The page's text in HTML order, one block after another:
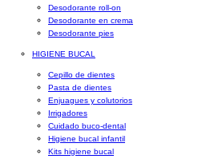
Desodorante roll-on
Desodorante en crema
Desodorante pies
HIGIENE BUCAL
Cepillo de dientes
Pasta de dientes
Enjuagues y colutorios
Irrigadores
Cuidado buco-dental
Higiene bucal infantil
Kits higiene bucal